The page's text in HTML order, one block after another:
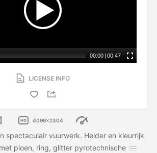
00:00 | 00:47
LICENSE INFO
4096x2304
spectaculair vuurwerk. Helder en kleurrijk
pioen, ring, glitter pyrotechnische